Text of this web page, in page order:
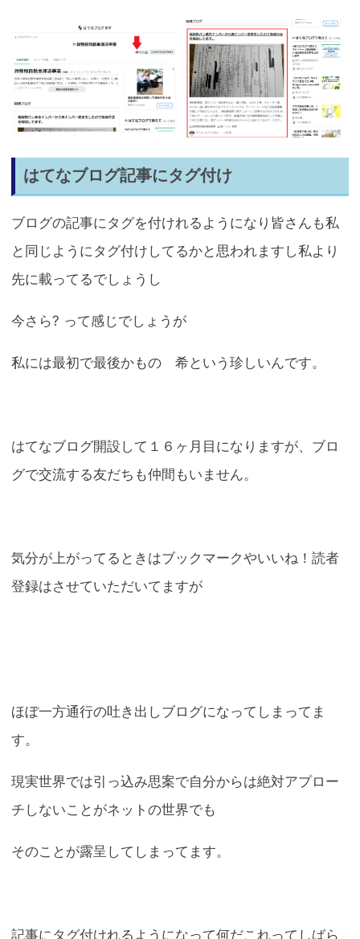
はてなブログ記事にタグ付け
ブログの記事にタグを付けれるようになり皆さんも私
と同じようにタグ付けしてるかと思われますし私より
先に載ってるでしょうし
今さら? って感じでしょうが
私には最初で最後かもの 希という珍しいんです。
はてなブログ開設して１６ヶ月目になりますが、ブロ
グで交流する友だちも仲間もいません。
気分が上がってるときはブックマークやいいね！読者
登録はさせていただいてますが
ほぼ一方通行の吐き出しブログになってしまってま
す。
現実世界では引っ込み思案で自分からは絶対アプロー
チしないことがネットの世界でも
そのことが露呈してしまってます。
記事にタグ付けれるようになって何だこれってしばら